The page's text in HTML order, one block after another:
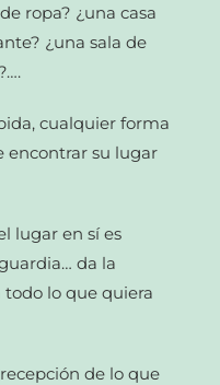
ropa? ¿una casa
¿una sala de
cualquier forma
encontrar su lugar
lugar en sí es
da la
todo lo que quiera
de lo que